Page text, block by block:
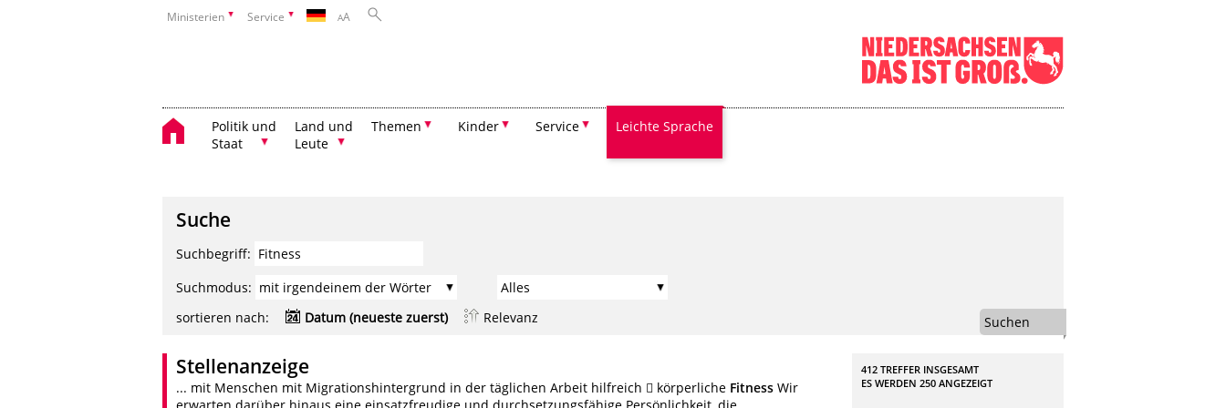
Ministerien Service AA
Politik und
Staat
Land und
Leute
Themen Kinder Service Leichte Sprache
Suche
Suchbegriff:
Suchmodus:
sortieren nach:
Datum (neueste zuerst) Relevanz Suchen
Stellenanzeige
... mit Menschen mit Migrationshintergrund in der täglichen Arbeit hilfreich  körperliche Fitness Wir
erwarten darüber hinaus eine einsatzfreudige und durchsetzungsfähige Persönlichkeit, die ...
412 TREFFER INSGESAMT
ES WERDEN 250 ANGEZEIGT